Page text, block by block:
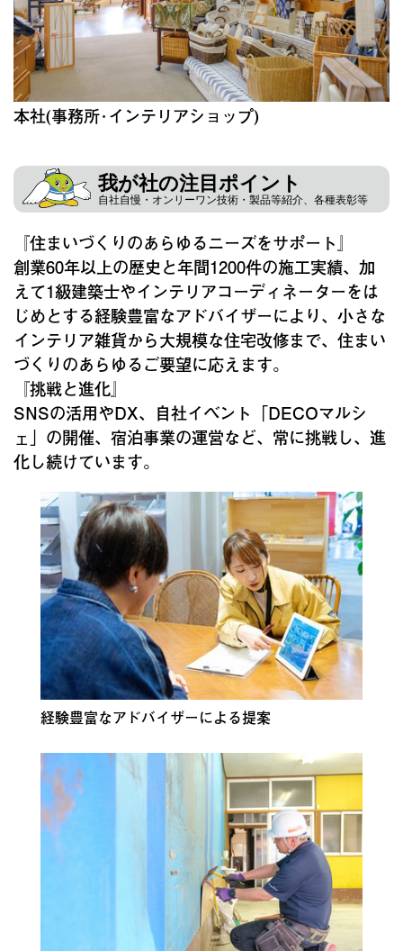
本社(事務所･インテリアショップ)
我が社の注目ポイント
自社自慢・オンリーワン技術・製品等紹介、各種表彰等
『住まいづくりのあらゆるニーズをサポート』
創業60年以上の歴史と年間1200件の施工実績、加
えて1級建築士やインテリアコーディネーターをは
じめとする経験豊富なアドバイザーにより、小さな
インテリア雑貨から大規模な住宅改修まで、住まい
づくりのあらゆるご要望に応えます。
『挑戦と進化』
SNSの活用やDX、自社イベント「DECOマルシ
ェ」の開催、宿泊事業の運営など、常に挑戦し、進
化し続けています。
経験豊富なアドバイザーによる提案